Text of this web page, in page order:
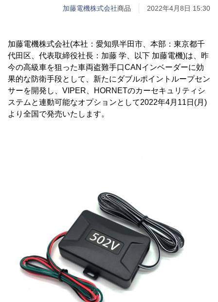
加藤電機株式会社商品 2022年4月8日 15:30
加藤電機株式会社(本社：愛知県半田市、本部：東京都千
代田区、代表取締役社長：加藤 学、以下 加藤電機)は、昨
今の高級車を狙った車両盗難手口CANインベーダーに効
果的な防衛手段として、新たにダブルポイントループセン
サーを開発し、VIPER、HORNETのカーセキュリティシ
ステムと連動可能なオプションとして2022年4月11日(月)
より全国で発売いたします。